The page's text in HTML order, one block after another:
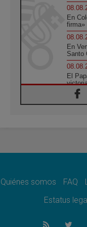
En
firma»
En
Santo
El
León
el
La
Quiénes somos FAQ
Estatus legal